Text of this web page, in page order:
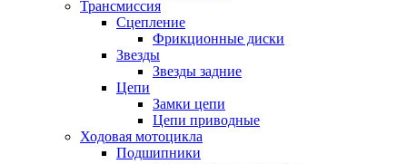
Трансмиссия
Cцепление
Фрикционные диски
Звезды
Звезды задние
Цепи
Замки цепи
Цепи приводные
Ходовая мотоцикла
Подшипники